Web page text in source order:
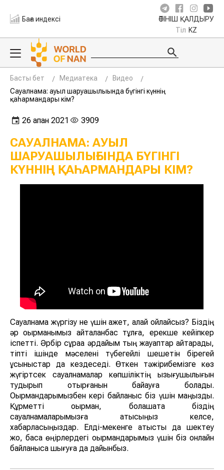
Баға индексі ӨТІНІШ ҚАЛДЫРУ
Тіл KZ
Басты бет Медиатека
Видео
Сауалнама: ауыл шаруашылығында бүгінгі күннің
қаһармандары кім?
26 ақпан 2021 3909
САУАЛНАМА: АУЫЛ
ШАРУАШЫЛЫҒЫНДА БҮГІНГІ
КҮННІҢ ҚАҺАРМАНДАРЫ КІМ?
Сауалнама жүргізу не үшін қажет, қалай ойлайсыз? Біздің
әр оқырманымыз қайталанбас тұлға, ерекше кейіпкер
іспетті. Әрбір сұраққа әрдайым тың жауаптар қайтарады,
тіпті ішінде мәселені түбегейлі шешетін бірегей
ұсыныстар да кездеседі. Өткен тәжірибемізге көз
жүгіртсек сауалнамалар көпшіліктің қызығушылығын
тудырып отырғанын байқауға болады.
Оқырмандарымызбен кері байланыс біз үшін маңызды.
Құрметті оқырман, болашақта біздің
сауалнамаларымызға қатысқыңыз келсе,
хабарласыңыздар. Елді-мекенге қатысты да шектеу
жоқ, басқа өңірлердегі оқырмандарымыз үшін біз онлайн
байланысқа шығуға да дайынбыз.